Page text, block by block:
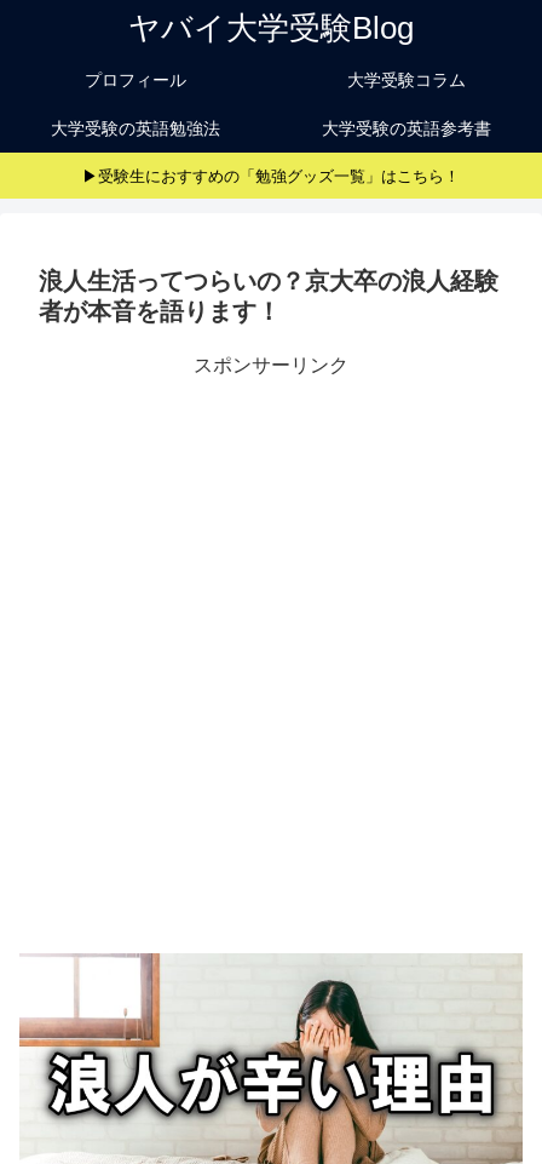
ヤバイ大学受験Blog
プロフィール 大学受験コラム
大学受験の英語勉強法 大学受験の英語参考書
▶受験生におすすめの「勉強グッズ一覧」はこちら！
浪人生活ってつらいの？京大卒の浪人経験
者が本音を語ります！
スポンサーリンク